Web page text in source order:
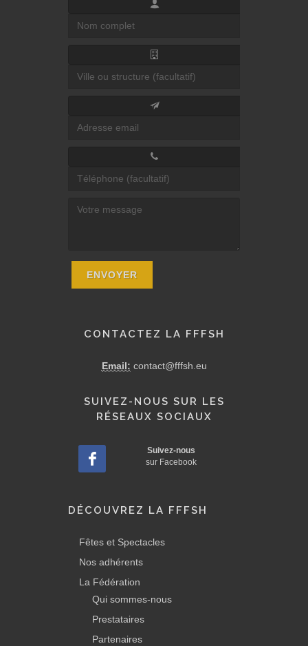
CONTACTEZ LA FFFSH
Email: contact@fffsh.eu
SUIVEZ-NOUS SUR LES
RÉSEAUX SOCIAUX
Suivez-nous
sur Facebook
DÉCOUVREZ LA FFFSH
Fêtes et Spectacles
Nos adhérents
La Fédération
Qui sommes-nous
Prestataires
Partenaires